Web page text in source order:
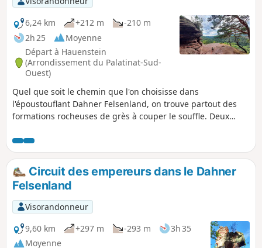
6,24 km
+212 m
-210 m
2h 25
Moyenne
Départ à Hauenstein
(Arrondissement du Palatinat-Sud-
Ouest)
Quel que soit le chemin que l'on choisisse dans
l'époustouflant Dahner Felsenland, on trouve partout des
formations rocheuses de grès à couper le souffle. Deux
Hauenstein. Mais ce que peu de gens savent, c'est que c'est
ici que se trouve le musée allemand de la chaussure, dans
lequel sont exposés non seulement l'histoire de la
chaussure, mais aussi de nombreuses célébrités de la
chaussure.
Circuit des empereurs dans le Dahner
Felsenland
Visorandonneur
9,60 km
+297 m -293 m
3h 35
Moyenne